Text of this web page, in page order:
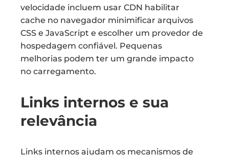
velocidade incluem usar CDN habilitar
cache no navegador minimificar arquivos
CSS e JavaScript e escolher um provedor de
hospedagem confiável. Pequenas
melhorias podem ter um grande impacto
no carregamento.
Links internos e sua
relevância
Links internos ajudam os mecanismos de